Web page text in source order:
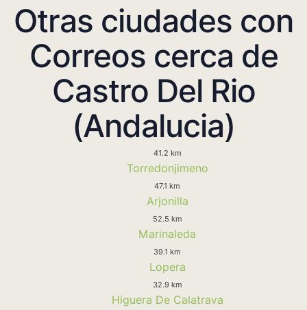
Otras ciudades con
Correos cerca de
Castro Del Rio
(Andalucia)
41.2 km
Torredonjimeno
47.1 km
Arjonilla
52.5 km
Marinaleda
39.1 km
Lopera
32.9 km
Higuera De Calatrava